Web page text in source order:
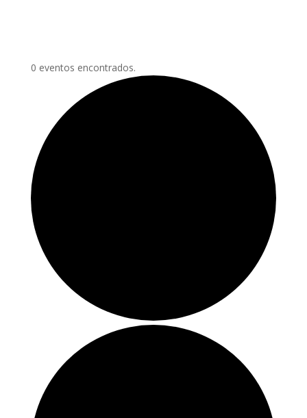
0 eventos encontrados.